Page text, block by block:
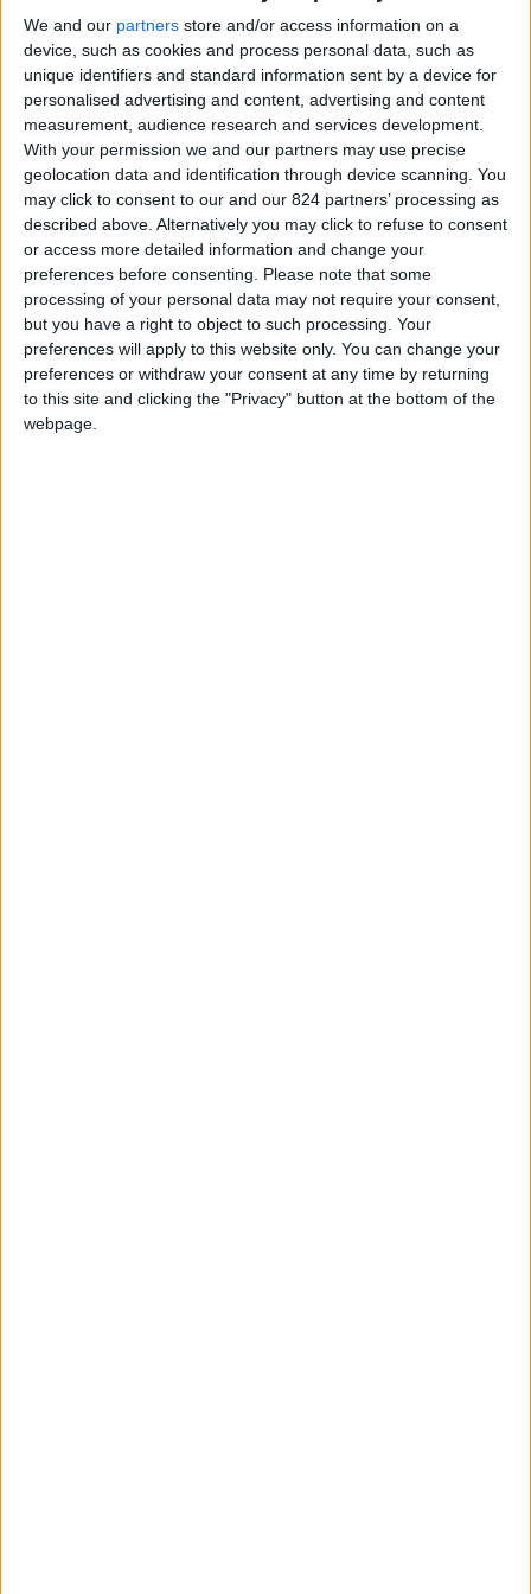
We and our partners store and/or access information on a
device, such as cookies and process personal data, such as
unique identifiers and standard information sent by a device for
personalised advertising and content, advertising and content
measurement, audience research and services development.
With your permission we and our partners may use precise
geolocation data and identification through device scanning. You
may click to consent to our and our 824 partners’ processing as
described above. Alternatively you may click to refuse to consent
or access more detailed information and change your
preferences before consenting.
Please note that some
processing of your personal data may not require your consent,
but you have a right to object to such processing. Your
preferences will apply to this website only. You can change your
preferences or withdraw your consent at any time by returning
to this site and clicking the "Privacy" button at the bottom of the
webpage.
Menorca Travel Helper!
Scopri il risparmio➔
La redazione diVoglio Vivere Così Magazine
oggi è lieta di annunciare una collaborazione
importante con la prima Social Web Television di
respiro internazionale: #Cubik TV.
Dalunedì 3 ottobrenel suo canale #Discovery
sarà trasmessa la prima stagione di#Vivo Così-
Italiani nel Mondo